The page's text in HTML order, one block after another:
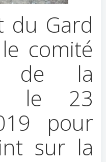
du Gard
comité
de la
le 23
pour
sur la